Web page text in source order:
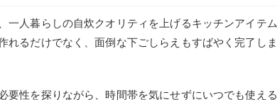
一人暮らしの自炊クオリティを上げるキッチンアイテム
れるだけでなく、面倒な下ごしらえもすばやく完了しま
要性を探りながら、時間帯を気にせずにいつでも使える